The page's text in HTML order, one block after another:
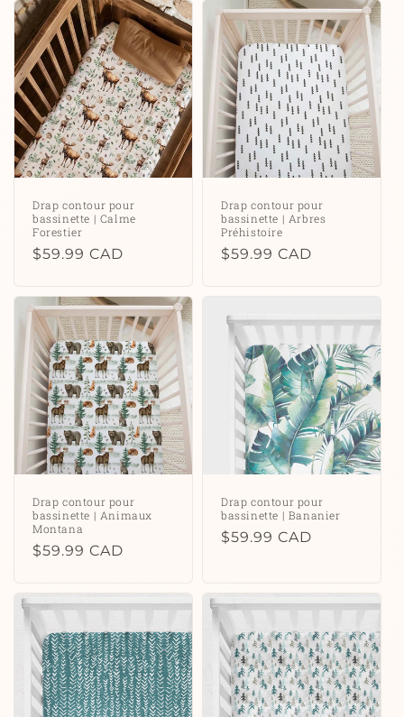
Drap contour pour
bassinette | Calme
Forestier
Prix
$59.99 CAD
Drap contour pour
bassinette | Arbres
Préhistoire
Prix
$59.99 CAD
Drap contour pour
bassinette | Animaux
Montana
Prix
$59.99 CAD
Drap contour pour
bassinette | Bananier
Prix
$59.99 CAD